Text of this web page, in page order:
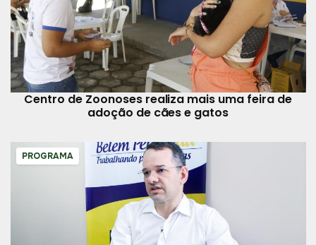
Centro de Zoonoses realiza mais uma feira de
adoção de cães e gatos
PROGRAMA